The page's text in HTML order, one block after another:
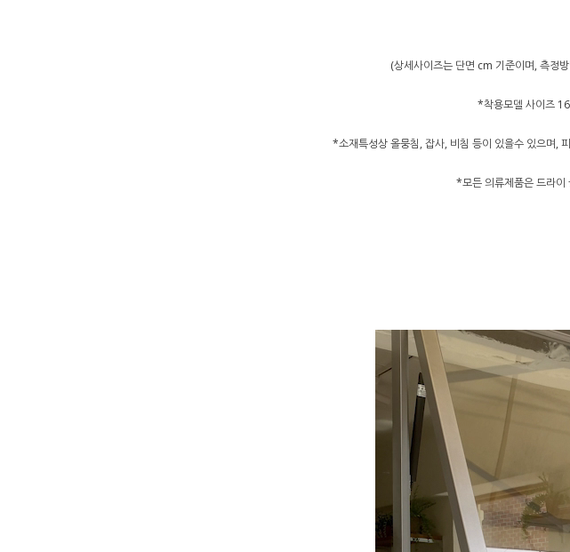
(상세사이즈는 단면 cm 기준이며, 측정
*착용모델 사이즈
*소재특성상 올뭉침, 잡사, 비침 등이 있을수 있으며,
*모든 의류제품은 드라이